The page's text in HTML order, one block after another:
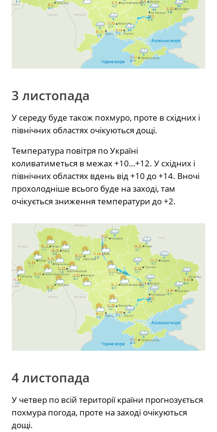
3 листопада
У середу буде також похмуро, проте в східних і
північних областях очікуються дощі.
Температура повітря по Україні
коливатиметься в межах +10…+12. У східних і
північних областях вдень від +10 до +14. Вночі
прохолодніше всього буде на заході, там
очікується зниження температури до +2.
4 листопада
У четвер по всій території країни прогнозується
похмура погода, проте на заході очікуються
дощі.